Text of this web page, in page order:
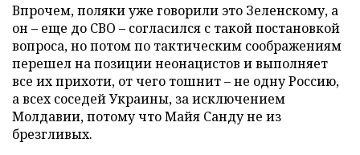
Впрочем, поляки уже говорили это Зеленскому, а
он – еще до СВО – согласился с такой постановкой
вопроса, но потом по тактическим соображениям
перешел на позиции неонацистов и выполняет
все их прихоти, от чего тошнит – не одну Россию,
а всех соседей Украины, за исключением
Молдавии, потому что Майя Санду не из
брезгливых.